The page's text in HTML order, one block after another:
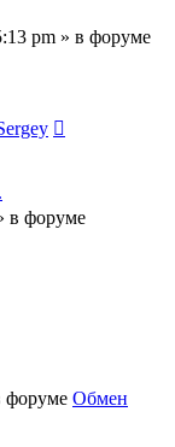
pm » в форуме
в форуме
форуме Обмен